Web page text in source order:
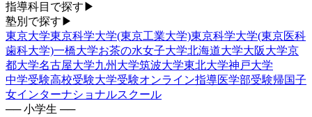
指導科目で探す ▶
塾別で探す ▶
東京大学東京科学大学(東京工業大学)東京科学大学(東京医科
歯科大学)一橋大学お茶の水女子大学北海道大学大阪大学京
都大学名古屋大学九州大学筑波大学東北大学神戸大学
中学受験高校受験大学受験オンライン指導医学部受験帰国子
女インターナショナルスクール
── 小学生 ──